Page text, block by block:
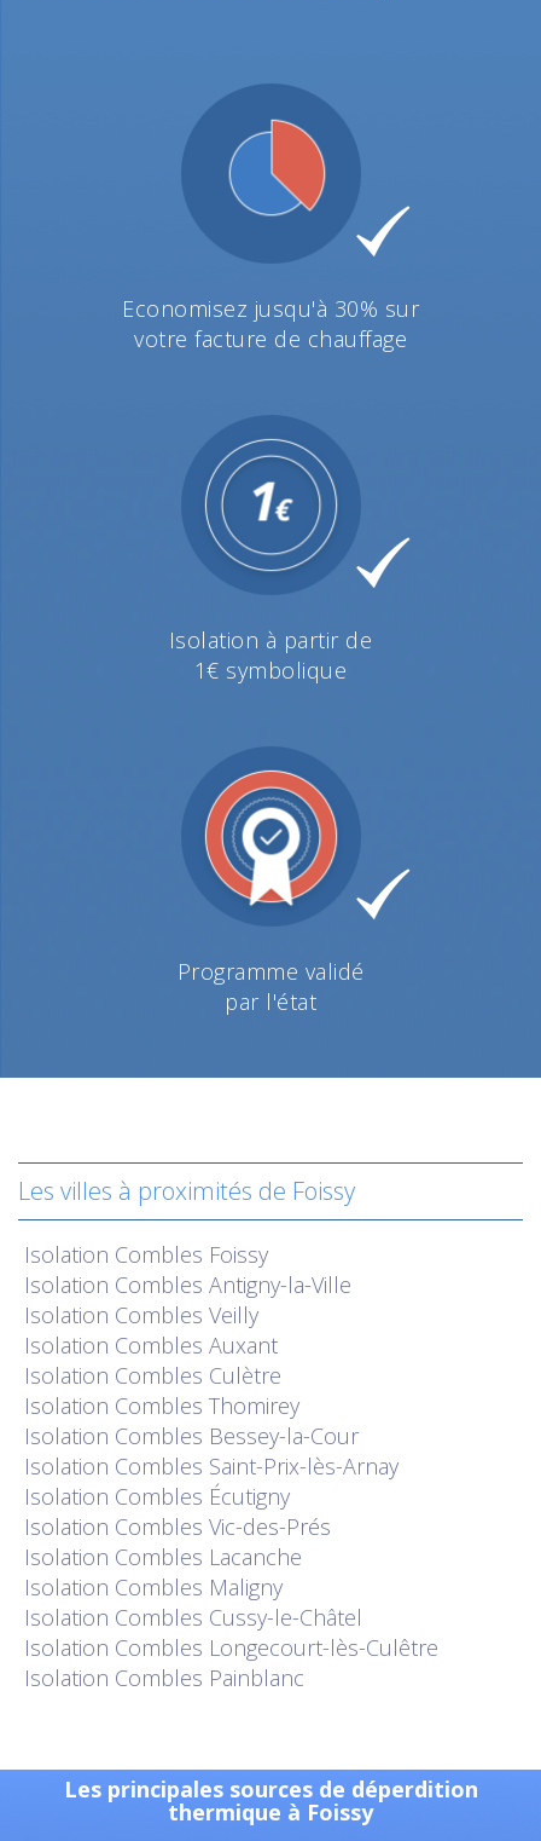
Economisez jusqu'à 30% sur
votre facture de chauffage
Isolation à partir de
1€ symbolique
Programme validé
par l'état
Les villes à proximités de Foissy
Isolation Combles Foissy
Isolation Combles Antigny-la-Ville
Isolation Combles Veilly
Isolation Combles Auxant
Isolation Combles Culètre
Isolation Combles Thomirey
Isolation Combles Bessey-la-Cour
Isolation Combles Saint-Prix-lès-Arnay
Isolation Combles Écutigny
Isolation Combles Vic-des-Prés
Isolation Combles Lacanche
Isolation Combles Maligny
Isolation Combles Cussy-le-Châtel
Isolation Combles Longecourt-lès-Culêtre
Isolation Combles Painblanc
Les principales sources de déperdition
thermique à Foissy